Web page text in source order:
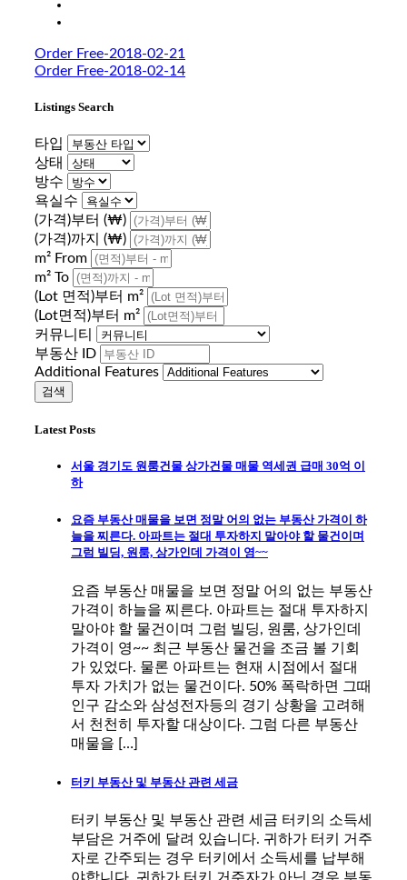
Order Free-2018-02-21
Order Free-2018-02-14
Listings Search
타입
상태
방수
욕실수
(가격)부터 (₩)
(가격)까지 (₩)
m² From
m² To
(Lot 면적)부터 m²
(Lot면적)부터 m²
커뮤니티
부동산 ID
Additional Features
Latest Posts
서울 경기도 원룸건물 상가건물 매물 역세권 급매 30억 이
하
요즘 부동산 매물을 보면 정말 어의 없는 부동산 가격이 하
늘을 찌른다. 아파트는 절대 투자하지 말아야 할 물건이며
그럼 빌딩, 원룸, 상가인데 가격이 영~~
요즘 부동산 매물을 보면 정말 어의 없는 부동산
가격이 하늘을 찌른다. 아파트는 절대 투자하지
말아야 할 물건이며 그럼 빌딩, 원룸, 상가인데
가격이 영~~ 최근 부동산 물건을 조금 볼 기회
가 있었다. 물론 아파트는 현재 시점에서 절대
투자 가치가 없는 물건이다. 50% 폭락하면 그때
인구 감소와 삼성전자등의 경기 상황을 고려해
서 천천히 투자할 대상이다. 그럼 다른 부동산
매물을 […]
터키 부동산 및 부동산 관련 세금
터키 부동산 및 부동산 관련 세금 터키의 소득세
부담은 거주에 달려 있습니다. 귀하가 터키 거주
자로 간주되는 경우 터키에서 소득세를 납부해